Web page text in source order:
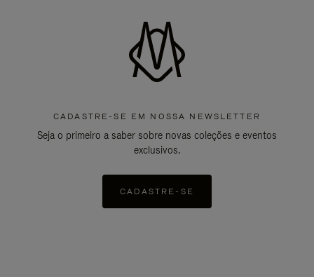
CADASTRE-SE EM NOSSA NEWSLETTER
Seja o primeiro a saber sobre novas coleções e eventos
exclusivos.
CADASTRE-SE